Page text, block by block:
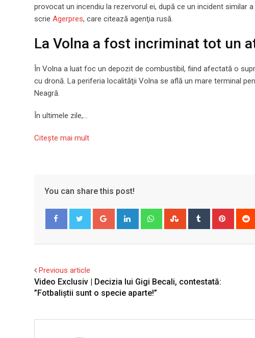
provocat un incendiu la rezervorul ei, după ce un incident similar
scrie Agerpres, care citează agenţia rusă.
La Volna a fost incriminat tot un
În Volna a luat foc un depozit de combustibil, fiind afectată o
cu dronă. La periferia localităţii Volna se află un mare terminal
Neagră.
În ultimele zile,…
Citeşte mai mult
You can share this post!
Google+ LinkedIn WhatsappStumbleUpon
Tumblr
Previous article
Video Exclusiv | Decizia lui Gigi Becali, contestată:
”Fotbaliștii sunt o specie aparte!”